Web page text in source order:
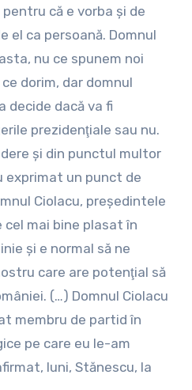
că e vorba şi de
el ca persoană. Domnul
nu ce spunem noi
dorim, dar domnul
decide dacă va fi
prezidenţiale sau nu.
şi din punctul multor
exprimat un punct de
Ciolacu, preşedintele
mai bine plasat în
şi e normal să ne
care are potenţial să
(…) Domnul Ciolacu
membru de partid în
pe care eu le-am
luni, Stănescu, la